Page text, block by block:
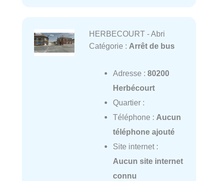
HERBECOURT - Abri
Catégorie : Arrêt de bus
Adresse : 80200
Herbécourt
Quartier :
Téléphone : Aucun
téléphone ajouté
Site internet :
Aucun site internet
connu